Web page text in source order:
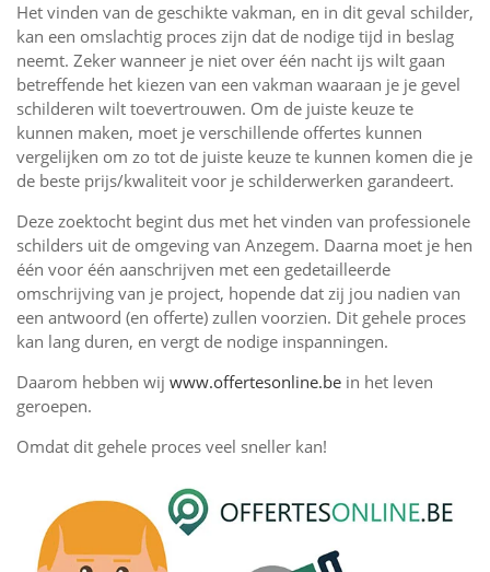
Het vinden van de geschikte vakman, en in dit geval schilder,
kan een omslachtig proces zijn dat de nodige tijd in beslag
neemt. Zeker wanneer je niet over één nacht ijs wilt gaan
betreffende het kiezen van een vakman waaraan je je gevel
schilderen wilt toevertrouwen. Om de juiste keuze te
kunnen maken, moet je verschillende offertes kunnen
vergelijken om zo tot de juiste keuze te kunnen komen die je
de beste prijs/kwaliteit voor je schilderwerken garandeert.
Deze zoektocht begint dus met het vinden van professionele
schilders uit de omgeving van Anzegem. Daarna moet je hen
één voor één aanschrijven met een gedetailleerde
omschrijving van je project, hopende dat zij jou nadien van
een antwoord (en offerte) zullen voorzien. Dit gehele proces
kan lang duren, en vergt de nodige inspanningen.
Daarom hebben wij www.offertesonline.be in het leven
geroepen.
Omdat dit gehele proces veel sneller kan!